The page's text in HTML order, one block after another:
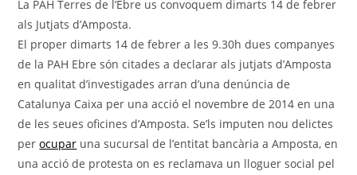
La PAH Terres de l’Ebre us convoquem dimarts 14 de febrer
als Jutjats d’Amposta.
El proper dimarts 14 de febrer a les 9.30h dues companyes
de la PAH Ebre són citades a declarar als jutjats d’Amposta
en qualitat d’investigades arran d’una denúncia de
Catalunya Caixa per una acció el novembre de 2014 en una
de les seues oficines d’Amposta. Se’ls imputen nou delictes
perocupar una sucursal de l’entitat bancària a Amposta, en
una acció de protesta on es reclamava un lloguer social pel